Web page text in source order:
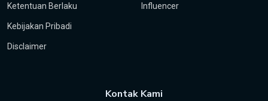
Ketentuan Berlaku
Kebijakan Pribadi
Disclaimer
Influencer
Kontak Kami